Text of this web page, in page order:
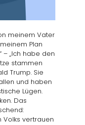
meinem Vater
Plan
– „Ich habe den
stammen
Trump. Sie
und haben
Lügen.
Das
Volks vertrauen